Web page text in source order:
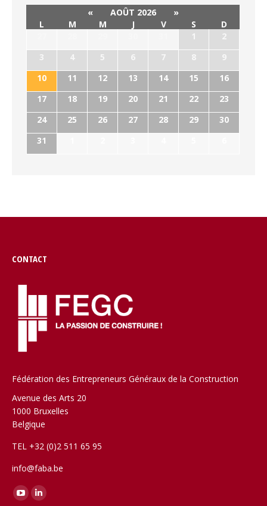
« AOÛT 2026
»
L
M M J V S
D
1
2
3
4 5 6 7 8
9
10
11 12 13 14 15
16
17
18 19 20 21 22
23
24
25 26 27 28 29
30
31
CONTACT
Fédération des Entrepreneurs Généraux de la Construction
Avenue des Arts 20
1000 Bruxelles
Belgique
TEL +32 (0)2 511 65 95
info@faba.be
Trouvez nous sur :
YouTubeLinkedIn